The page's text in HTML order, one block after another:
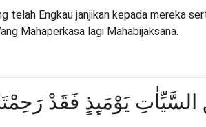
telah Engkau janjikan kepada mereka
Mahaperkasa lagi Mahabijaksana.
يَوْمَىِٕذٍ فَقَدْ